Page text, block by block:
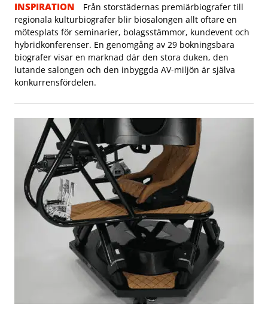
INSPIRATION
Från storstädernas premiärbiografer till
regionala kulturbiografer blir biosalongen allt oftare en
mötesplats för seminarier, bolagsstämmor, kundevent och
hybridkonferenser. En genomgång av 29 bokningsbara
biografer visar en marknad där den stora duken, den
lutande salongen och den inbyggda AV-miljön är själva
konkurrensfördelen.